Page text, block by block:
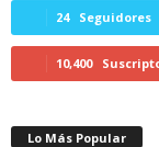
24 Seguidores
10,400
Lo Más Popular